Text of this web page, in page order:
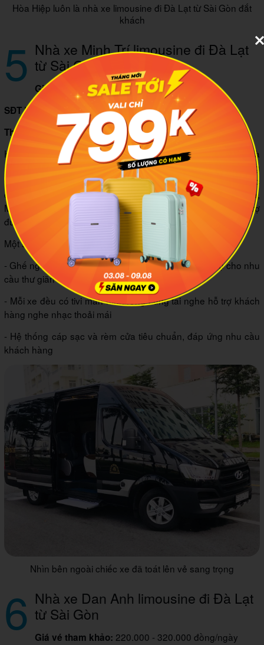
Hòa Hiệp luôn là nhà xe limousine đi Đà Lạt từ Sài Gòn đắt
khách
5 Nhà xe Minh Trí limousine đi Đà Lạt
từ Sài Gòn
Giá vé tham khảo:165.000 đồng/vé
SĐT liên hệ:
(0263) 655 9999 – (0263) 350 8989
Thời gian xuất phát:10h, 11h, 12h, 13h
Hãng xe Minh Trí ra đời vào ngày 24 tháng 12 năm 2016 là
một trong những hãng xe nổi tiếng nhất chạy trên cung đường
Sài Gòn - Đà Lạt. Xe nổi bật với không gian rộng rãi, chắc
chắn sẽ mang đến cảm giác thoải mái cho bạn. Ngoài ra,
Minh Trí limousine không bao giờ đón khách dọc đường, hỗ trợ
đưa rước tận nơi khi bạn có nhu cầu.
Một số ưu điểm nổi bật của nhà xe:
- Ghế ngồi được tích hợp hệ thống massage, phục vụ cho nhu
cầu thư giãn của hành khách
- Mỗi xe đều có tivi màn hình rộng cùng tai nghe hỗ trợ khách
hàng nghe nhạc thoải mái
- Hệ thống cáp sạc và rèm cửa tiêu chuẩn, đáp ứng nhu cầu
khách hàng
Nhìn bên ngoài chiếc xe đã toát lên vẻ sang trọng
6 Nhà xe Dan Anh limousine đi Đà Lạt
từ Sài Gòn
Giá vé tham khảo: 220.000 - 320.000 đồng/ngày